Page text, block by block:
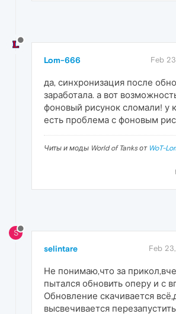
Lom-666 Feb
да, синхронизация после
заработала. а вот
фоновый рисунок сломали! у
есть проблема с фоновым
Читы и моды World of Tanks от WoT-
S
selintare Feb
Не понимаю,что за
пытался обновить оперу и с
Обновление скачивается
высвечивается